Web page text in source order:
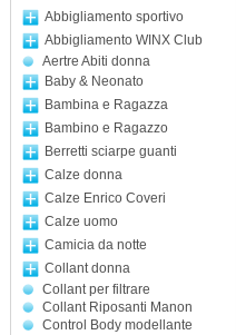
Abbigliamento sportivo
Abbigliamento WINX Club
Aertre Abiti donna
Baby & Neonato
Bambina e Ragazza
Bambino e Ragazzo
Berretti sciarpe guanti
Calze donna
Calze Enrico Coveri
Calze uomo
Camicia da notte
Collant donna
Collant per filtrare
Collant Riposanti Manon
Control Body modellante